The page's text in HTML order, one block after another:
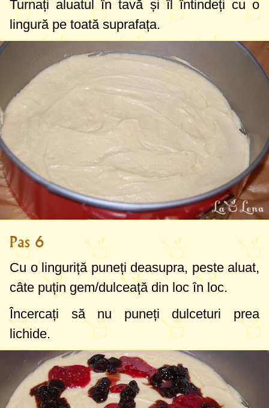
Turnați aluatul în tavă și îl întindeți cu o
lingură pe toată suprafața.
Pas 6
Cu o linguriță puneți deasupra, peste aluat,
câte puțin gem/dulceață din loc în loc.
Încercați să nu puneți dulceturi prea
lichide.